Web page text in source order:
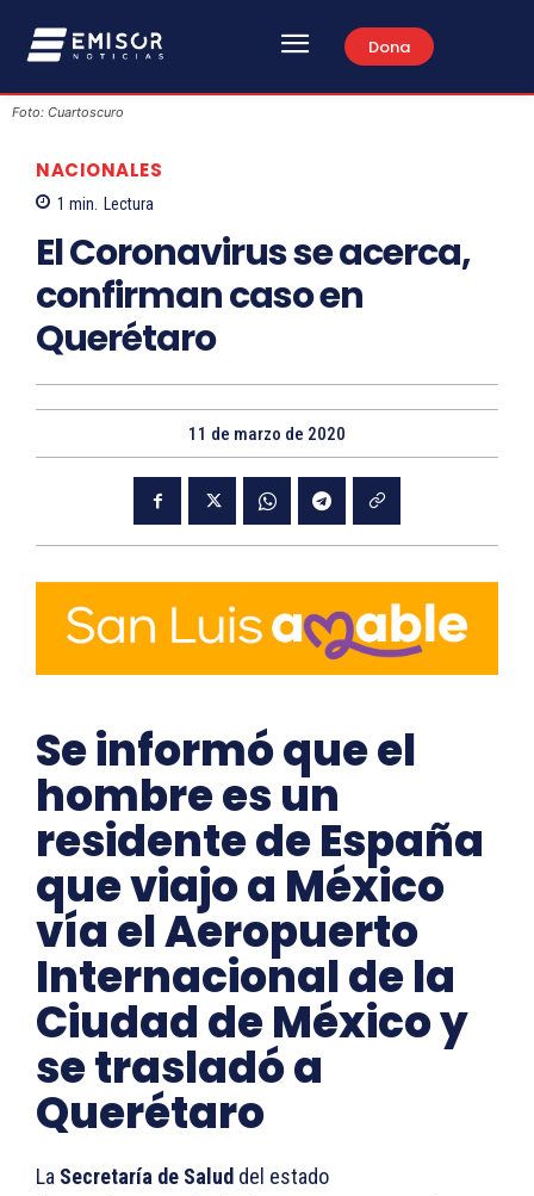
Dona
Foto: Cuartoscuro
NACIONALES
1 min. Lectura
El Coronavirus se acerca,
confirman caso en
Querétaro
11 de marzo de 2020
Se informó que el
hombre es un
residente de España
que viajo a México
vía el Aeropuerto
Internacional de la
Ciudad de México y
se trasladó a
Querétaro
La Secretaría de Salud del estado